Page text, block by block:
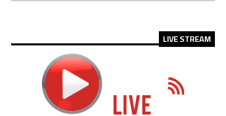
LIVE STREAM